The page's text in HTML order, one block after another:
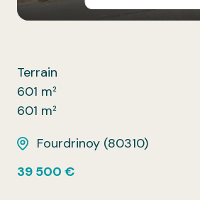
Terrain
601 m²
601 m²
Fourdrinoy (80310)
39 500 €